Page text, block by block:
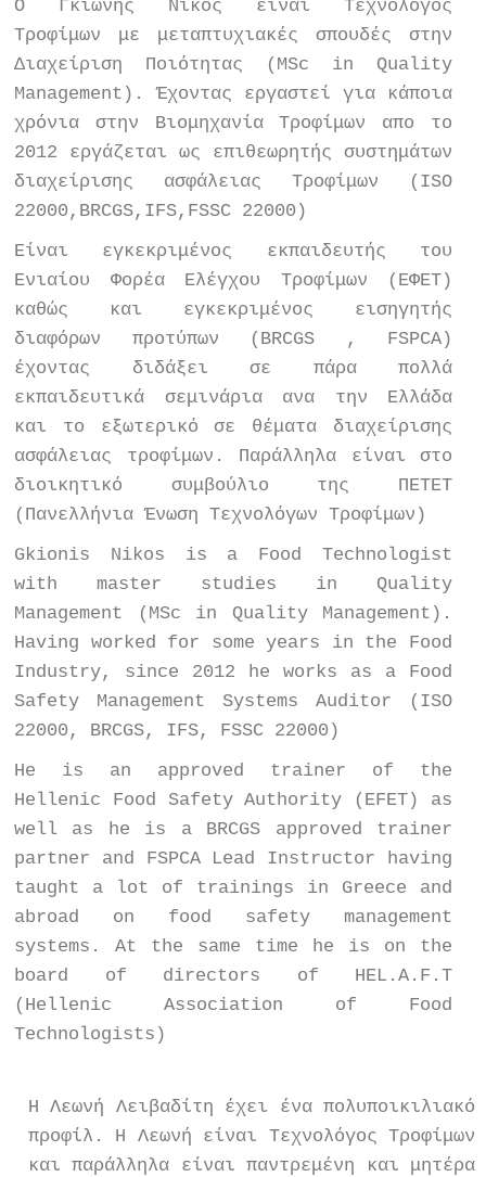
O Γκιώνης Νίκος είναι Τεχνολόγος
Τροφίμων με μεταπτυχιακές σπουδές στην
Διαχείριση Ποιότητας ( MSc in
Quality
Management ). Έχοντας εργαστεί για κάποια
χρόνια στην Βιομηχανία Τροφίμων απο το
2012 εργάζεται ως επιθεωρητής συστημάτων
διαχείρισης ασφάλειας Τροφίμων ( ISO
22000, BRCGS, IFS, FSSC 22000)
Είναι εγκεκριμένος εκπαιδευτής του
Ενιαίου Φορέα Ελέγχου Τροφίμων (ΕΦΕΤ)
καθώς και εγκεκριμένος εισηγητής
διαφόρων προτύπων ( BRCGS , FSPCA)
έχοντας διδάξει σε πάρα πολλά
εκπαιδευτικά σεμινάρια ανα την Ελλάδα
και το εξωτερικό σε θέματα διαχείρισης
ασφάλειας τροφίμων. Παράλληλα είναι στο
διοικητικό συμβούλιο της ΠΕΤΕΤ
(Πανελλήνια Ένωση Τεχνολόγων Τροφίμων)
Gkionis Nikos is a Food Technologist
with master studies in Quality
Management (MSc in Quality Management).
Having worked for some years in the Food
Industry, since 2012 he works as a Food
Safety Management Systems Auditor (ISO
22000, BRCGS, IFS, FSSC 22000)
He is an approved trainer of the
Hellenic Food Safety Authority (EFET) as
well as he is a BRCGS approved trainer
partner and FSPCA Lead Instructor having
taught a lot of trainings in Greece and
abroad on food safety management
systems . At the same time he is on the
board of directors of HEL.A.F.T
( Ηellenic Association of Food
Technologists)
Η Λεωνή Λειβαδίτη έχει ένα πολυποικιλιακό
προφίλ. Η Λεωνή είναι Τεχνολόγος Τροφίμων
και παράλληλα είναι παντρεμένη και μητέρα